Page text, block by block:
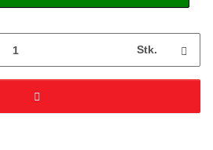
Stk.